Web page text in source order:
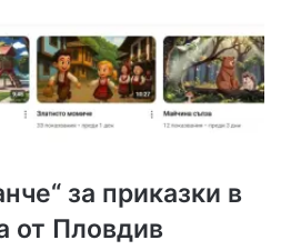
за приказки в
от Пловдив